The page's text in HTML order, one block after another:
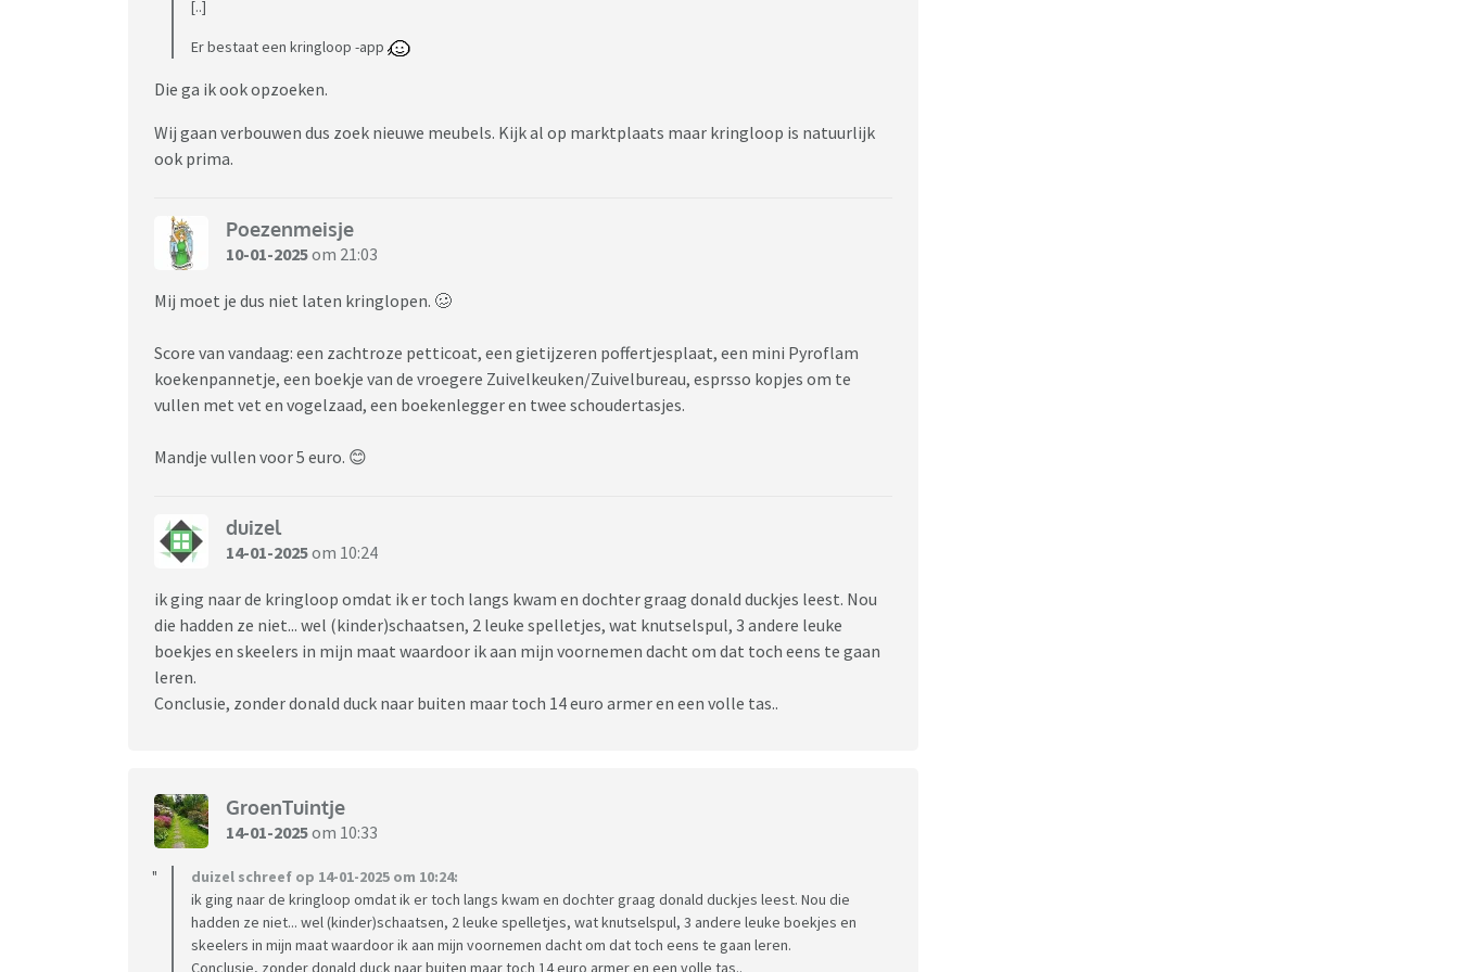
[..]
Er bestaat een kringloop -app
Die ga ik ook opzoeken.
Wij gaan verbouwen dus zoek nieuwe meubels. Kijk al op marktplaats maar kringloop is natuurlijk
ook prima.
Poezenmeisje
10-01-2025om 21:03
Mij moet je dus niet laten kringlopen. 🥴
Score van vandaag: een zachtroze petticoat, een gietijzeren poffertjesplaat, een mini Pyroflam
koekenpannetje, een boekje van de vroegere Zuivelkeuken/Zuivelbureau, esprsso kopjes om te
vullen met vet en vogelzaad, een boekenlegger en twee schoudertasjes.
Mandje vullen voor 5 euro. 😊
duizel
14-01-2025om 10:24
ik ging naar de kringloop omdat ik er toch langs kwam en dochter graag donald duckjes leest. Nou
die hadden ze niet... wel (kinder)schaatsen, 2 leuke spelletjes, wat knutselspul, 3 andere leuke
boekjes en skeelers in mijn maat waardoor ik aan mijn voornemen dacht om dat toch eens te gaan
leren.
Conclusie, zonder donald duck naar buiten maar toch 14 euro armer en een volle tas..
GroenTuintje
14-01-2025om 10:33
duizel schreef op 14-01-2025 om 10:24:
ik ging naar de kringloop omdat ik er toch langs kwam en dochter graag donald duckjes leest. Nou die
hadden ze niet... wel (kinder)schaatsen, 2 leuke spelletjes, wat knutselspul, 3 andere leuke boekjes en
skeelers in mijn maat waardoor ik aan mijn voornemen dacht om dat toch eens te gaan leren.
Conclusie, zonder donald duck naar buiten maar toch 14 euro armer en een volle tas..